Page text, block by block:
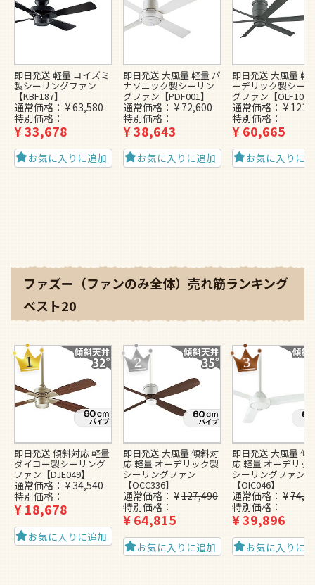
即日発送 軽量 コイズミ
製シーリングファン
【KBF187】
通常価格 ¥63,580
特別価格
¥33,678
お気に入りに追加
即日発送 大風量 軽量 パ
ナソニック製シーリン
グファン【PDF001】
通常価格 ¥72,600
特別価格
¥38,643
お気に入りに追加
即日発送 大風量 軽
ーデリック製シー
グファン【
通常価格 ¥
特別価格
¥60,665
お気に入りに
ファズー（ファンのみ全体）売れ筋ランキング
ベスト20
即日発送 傾斜対応 軽量
ダイコー製シーリング
ファン【DJE049】
通常価格 ¥34,540
特別価格
¥18,678
お気に入りに追加
即日発送 大風量 傾斜対
応 軽量 オーデリック製
シーリングファン
【OCC336】
通常価格 ¥127,490
特別価格
¥64,815
お気に入りに追加
即日発送 大風量 傾
応 軽量 オーデリッ
シーリングファン
【OIC046】
通常価格 ¥
特別価格
¥39,896
お気に入りに